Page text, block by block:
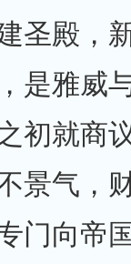
圣殿，
是雅威
初就商
景气，
门向帝